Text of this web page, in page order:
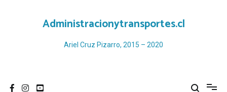
Administracionytransportes.cl
Ariel Cruz Pizarro, 2015 – 2020